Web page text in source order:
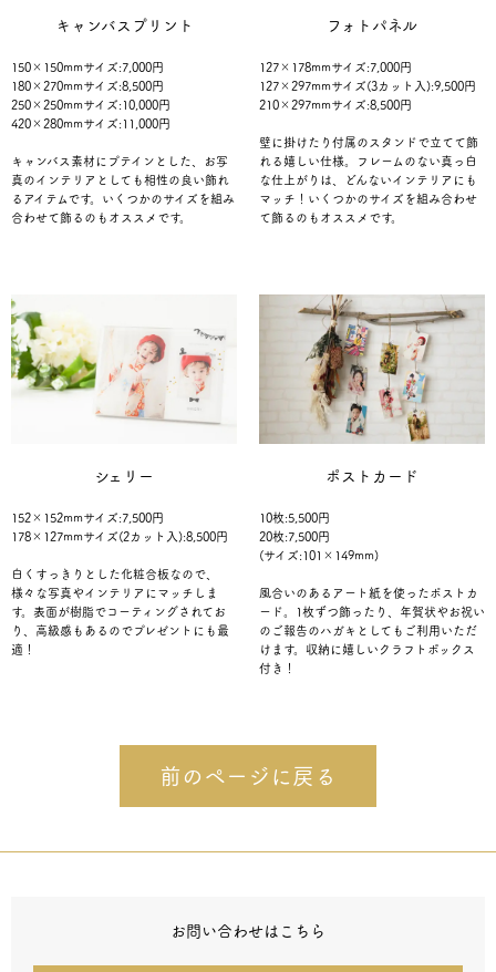
キャンバスプリント
150×150mmサイズ:7,000円
180×270mmサイズ:8,500円
250×250mmサイズ:10,000円
420×280mmサイズ:11,000円
キャンバス素材にプテインとした、お写
真のインテリアとしても相性の良い飾れ
るアイテムです。いくつかのサイズを組み
合わせて飾るのもオススメです。
フォトパネル
127×178mmサイズ:7,000円
127×297mmサイズ(3カット入):9,500円
210×297mmサイズ:8,500円
壁に掛けたり付属のスタンドで立てて飾
れる嬉しい仕様。フレームのない真っ白
な仕上がりは、どんないインテリアにも
マッチ！いくつかのサイズを組み合わせ
て飾るのもオススメです。
シェリー
152×152mmサイズ:7,500円
178×127mmサイズ(2カット入):8,500円
白くすっきりとした化粧合板なので、
様々な写真やインテリアにマッチしま
す。表面が樹脂でコーティングされてお
り、高級感もあるのでプレゼントにも最
適！
ポストカード
10枚:5,500円
20枚:7,500円
(サイズ:101×149mm)
風合いのあるアート紙を使ったポストカ
ード。1枚ずつ飾ったり、年賀状やお祝い
のご報告のハガキとしてもご利用いただ
けます。収納に嬉しいクラフトボックス
付き！
前のページに戻る
お問い合わせはこちら